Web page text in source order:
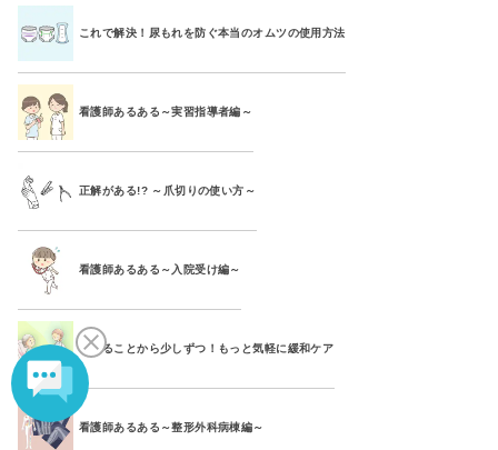
これで解決！尿もれを防ぐ本当のオムツの使用方法
看護師あるある～実習指導者編～
正解がある!? ～爪切りの使い方～
看護師あるある～入院受け編～
できることから少しずつ！もっと気軽に緩和ケア
看護師あるある～整形外科病棟編～